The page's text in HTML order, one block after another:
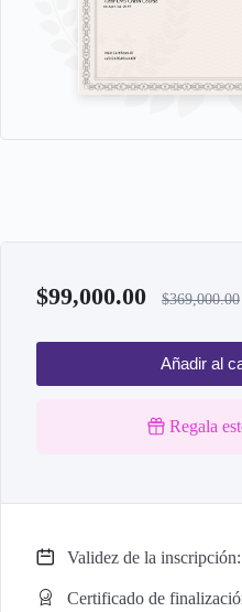
$99,000.00 $369,000.00
Añadir al
Regala
Validez de la
Certificado de